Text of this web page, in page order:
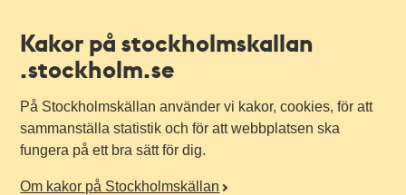
Kakor på stockholmskallan
.stockholm.se
På Stockholmskällan använder vi kakor, cookies, för att
sammanställa statistik och för att webbplatsen ska
fungera på ett bra sätt för dig.
Om kakor på Stockholmskällan